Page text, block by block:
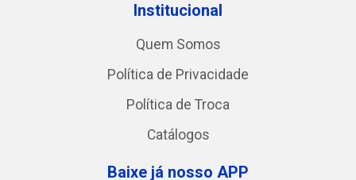
Institucional
Quem Somos
Política de Privacidade
Política de Troca
Catálogos
Baixe já nosso APP